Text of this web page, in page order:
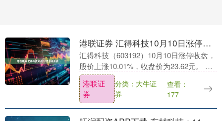
港联证券 汇得科技10月10日涨停分析
汇得科技（603192）10月10日涨停收盘，
股价上涨10.01%，收盘价为23.62元。 该
股于上午 10:48:55涨停。截止15:00:31未
打开涨停，封....
港联证
券
分类：大牛证
券
查看：
177